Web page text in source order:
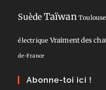
SuèdeTaïwan Toulouse
électrique Vraiment des
de-France
Abonne-toi ici !